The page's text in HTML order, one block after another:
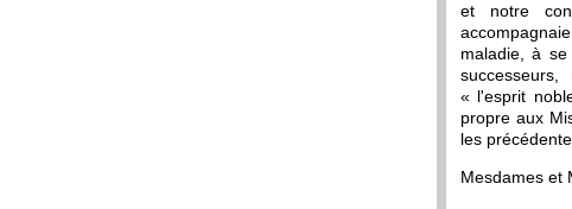
et notre
maladie, à
« l'esprit
propre aux
les
Mesdames et